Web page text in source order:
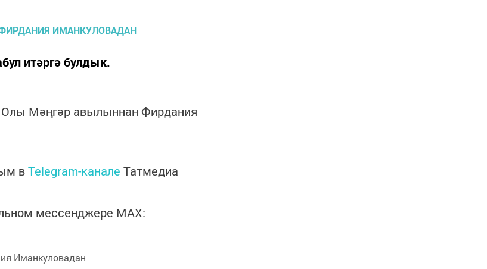
итәргә булдык.
Олы Мәңгәр авылыннан Фирдания
вTelegram-канале Татмедиа
мессенджере MАХ: